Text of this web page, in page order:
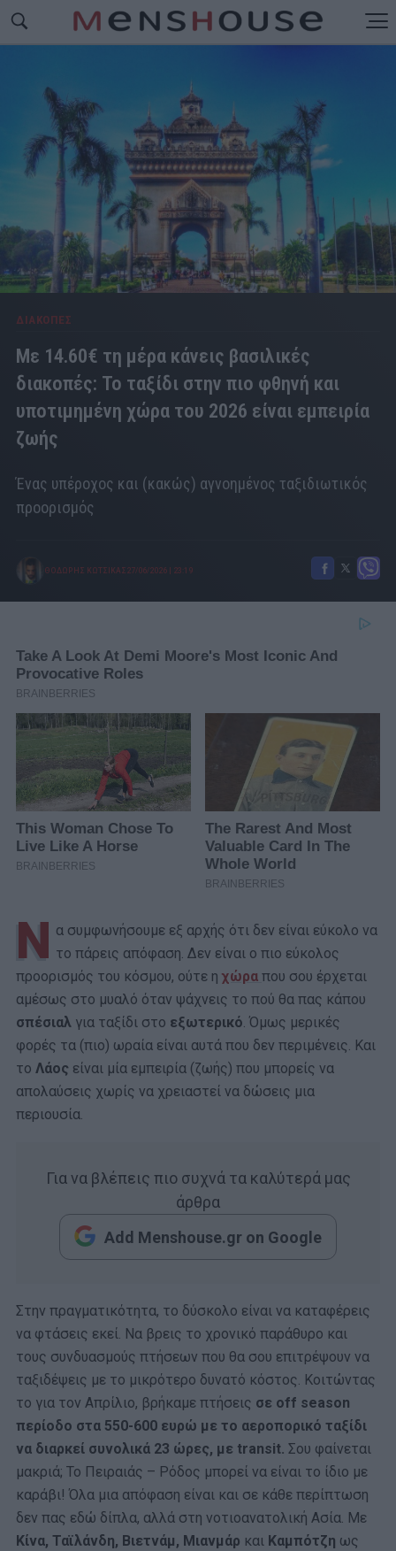
ΔΙΑΚΟΠΕΣ
Με 14.60€ τη μέρα κάνεις βασιλικές
διακοπές: Το ταξίδι στην πιο φθηνή και
υποτιμημένη χώρα του 2026 είναι εμπειρία
ζωής
Ένας υπέροχος και (κακώς) αγνοημένος ταξιδιωτικός
προορισμός
ΘΟΔΩΡΗΣ ΚΩΤΣΙΚΑΣ 27/06/2026 23:19
Ν α συμφωνήσουμε εξ αρχής ότι δεν είναι εύκολο να
το πάρεις απόφαση. Δεν είναι ο πιο εύκολος
προορισμός του κόσμου, ούτε η χώρα που σου έρχεται
αμέσως στο μυαλό όταν ψάχνεις το πού θα πας κάπου
σπέσιαλ για ταξίδι στο εξωτερικό. Όμως μερικές
φορές τα (πιο) ωραία είναι αυτά που δεν περιμένεις. Και
το Λάος είναι μία εμπειρία (ζωής) που μπορείς να
απολαύσεις χωρίς να χρειαστεί να δώσεις μια
περιουσία.
Για να βλέπεις πιο συχνά τα καλύτερά μας
άρθρα
Add Menshouse.gr on Google
Στην πραγματικότητα, το δύσκολο είναι να καταφέρεις
να φτάσεις εκεί. Να βρεις το χρονικό παράθυρο και
τους συνδυασμούς πτήσεων που θα σου επιτρέψουν να
ταξιδέψεις με το μικρότερο δυνατό κόστος. Κοιτώντας
το για τον Απρίλιο, βρήκαμε πτήσεις σε off season
περίοδο στα 550-600 ευρώ με το αεροπορικό ταξίδι
να διαρκεί συνολικά 23 ώρες, με transit. Σου φαίνεται
μακριά; Το Πειραιάς – Ρόδος μπορεί να είναι το ίδιο με
καράβι! Όλα μια απόφαση είναι και σε κάθε περίπτωση
δεν πας εδώ δίπλα, αλλά στη νοτιοανατολική Ασία. Με
Κίνα, Ταϊλάνδη, Βιετνάμ, Μιανμάρ και Καμπότζη ως